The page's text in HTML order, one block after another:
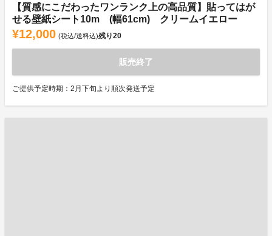
【質感にこだわったワンランク上の高品質】貼ってはが
せる壁紙シート10m (幅61cm) クリームイエロー
¥12,000 (税込/送料込)残り20
販売終了
ご提供予定時期：2月下旬より順次発送予定